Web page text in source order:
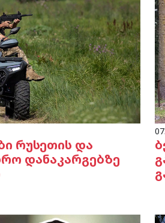
რუსეთის და
დანაკარგებზე